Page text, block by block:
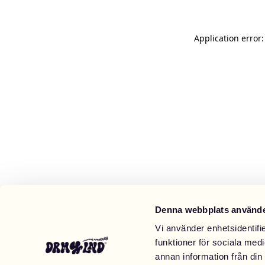
Denna webbplats
Vi använder
funktioner för sociala
annan information från
Application